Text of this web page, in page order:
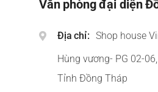
Văn phòng đại diện
Địa chỉ
Shop house
Hùng vương- PG 02-
Tỉnh Đồng Tháp